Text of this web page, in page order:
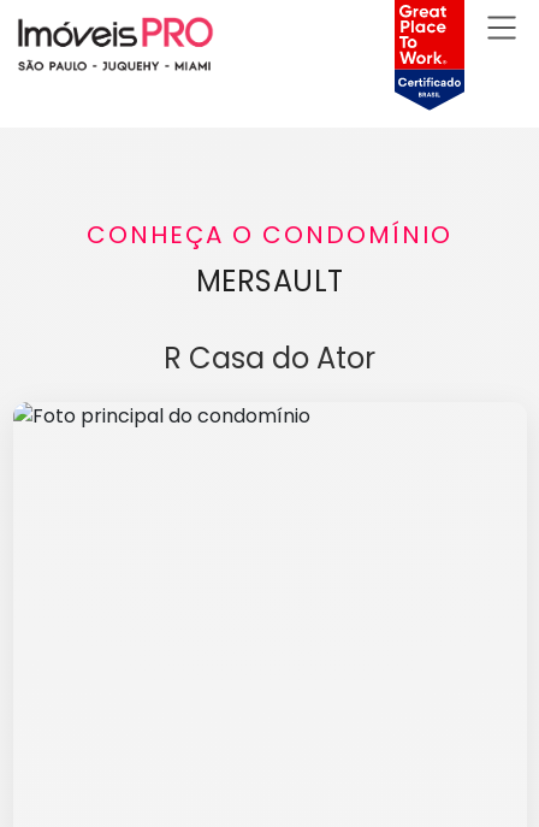
CONHEÇA O CONDOMÍNIO
MERSAULT
R Casa do Ator